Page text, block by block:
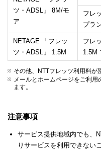
ツ・ADSL」 8M/モ
ア
フレ
プラ
NETAGE 「フレッ
ツ・ADSL」 1.5M
フレ
1.5M
その他、NTTフレッツ利用料が
メールとホームページをご利
ます。
注意事項
サービス提供地域内でも、
りサービスを利用できない